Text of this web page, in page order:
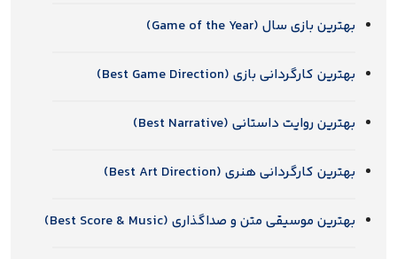
بهترین بازی سال (Game of the Year)
بهترین کارگردانی بازی (Best Game Direction)
بهترین روایت داستانی (Best Narrative)
بهترین کارگردانی هنری (Best Art Direction)
بهترین موسیقی متن و صداگذاری (Best Score & Music)